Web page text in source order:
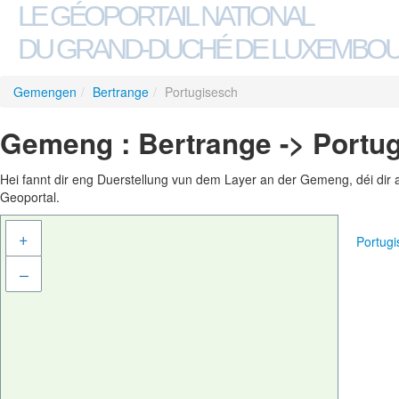
LE GÉOPORTAIL NATIONAL
DU GRAND-DUCHÉ DE
Gemengen / Bertrange / Portugisesch
Gemeng : Bertrange ->
Hei fannt dir eng Duerstellung vun dem Layer an der Gemeng, déi
Geoportal.
+
–